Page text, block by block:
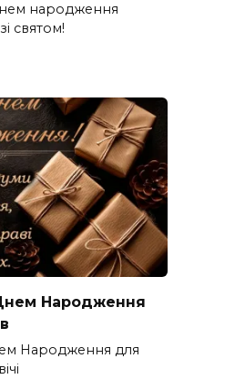
народження
святом!
Народження
Народження для